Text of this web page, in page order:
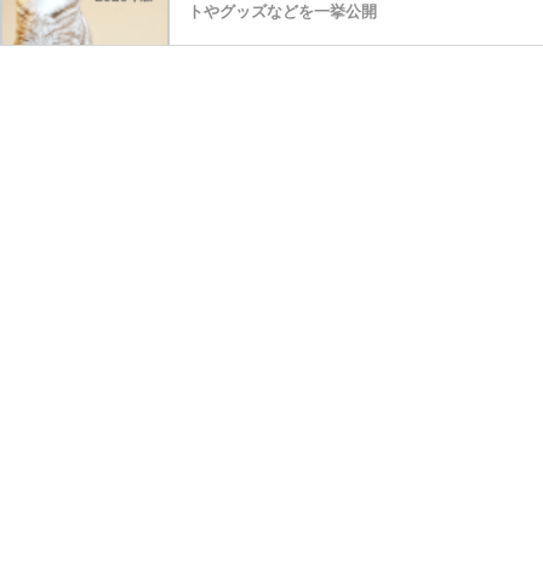
トやグッズなどを一挙公開